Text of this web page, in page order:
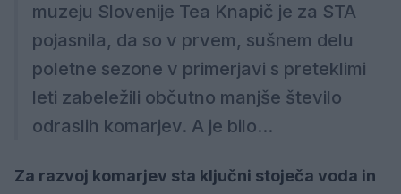
muzeju Slovenije Tea Knapič je za STA
pojasnila, da so v prvem, sušnem delu
poletne sezone v primerjavi s preteklimi
leti zabeležili občutno manjše število
odraslih komarjev. A je bilo...
Za razvoj komarjev sta ključni stoječa voda in